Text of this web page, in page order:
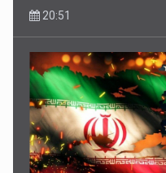
20:51